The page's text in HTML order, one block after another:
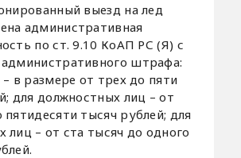
выезд на лед
административная
по ст. 9.10 КоАП РС (Я) с
штрафа:
в размере от трех до пяти
для должностных лиц – от
тысяч рублей; для
лиц – от ста тысяч до одного